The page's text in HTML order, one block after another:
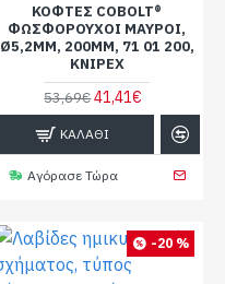
ΚΌΦΤΕΣ COBOLT®
ΦΩΣΦΟΡΟΎΧΟΙ ΜΑΎΡΟΙ,
Ø5,2MM, 200MM, 71 01 200,
KNIPEX
53,69€41,41€
ΚΑΛΆΘΙ
Αγόρασε Τώρα
-20 %